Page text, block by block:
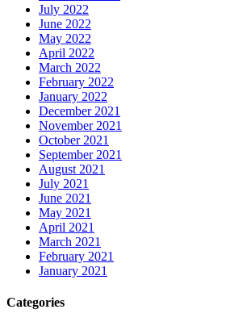
July 2022
June 2022
May 2022
April 2022
March 2022
February 2022
January 2022
December 2021
November 2021
October 2021
September 2021
August 2021
July 2021
June 2021
May 2021
April 2021
March 2021
February 2021
January 2021
Categories